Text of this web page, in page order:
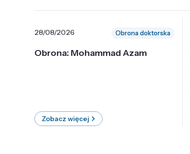
28/08/2026 Obrona doktorska
Obrona: Mohammad Azam
Zobacz więcej